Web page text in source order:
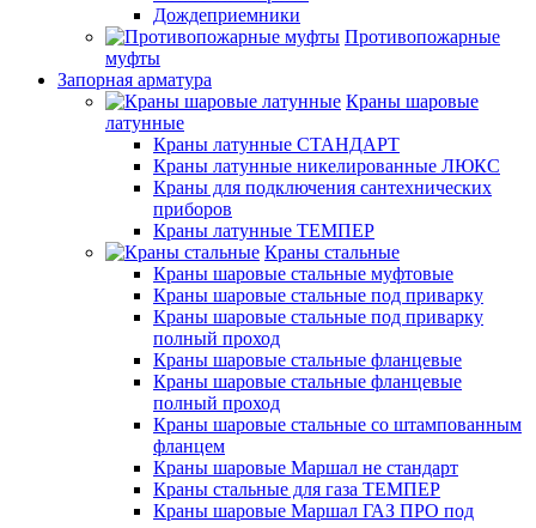
Дождеприемники
Противопожарные
муфты
Запорная арматура
Краны шаровые
латунные
Краны латунные СТАНДАРТ
Краны латунные никелированные ЛЮКС
Краны для подключения сантехнических
приборов
Краны латунные ТЕМПЕР
Краны стальные
Краны шаровые стальные муфтовые
Краны шаровые стальные под приварку
Краны шаровые стальные под приварку
полный проход
Краны шаровые стальные фланцевые
Краны шаровые стальные фланцевые
полный проход
Краны шаровые стальные со штампованным
фланцем
Краны шаровые Маршал не стандарт
Краны стальные для газа ТЕМПЕР
Краны шаровые Маршал ГАЗ ПРО под